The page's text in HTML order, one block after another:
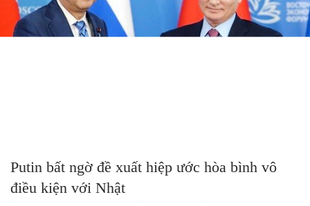
Putin bất ngờ đề xuất hiệp ước hòa bình vô
điều kiện với Nhật